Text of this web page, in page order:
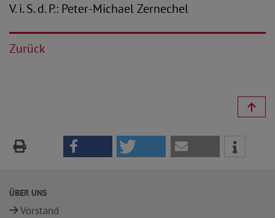
V. i. S. d. P.: Peter-Michael Zernechel
Zurück
ÜBER UNS
Vorstand